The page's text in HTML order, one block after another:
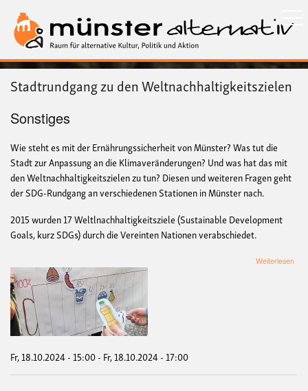
zum
Inhalt
Stadtrundgang zu den Weltnachhaltigkeitszielen
Sonstiges
Wie steht es mit der Ernährungssicherheit von Münster? Was tut die
Stadt zur Anpassung an die Klimaveränderungen? Und was hat das mit
den Weltnachhaltigkeitszielen zu tun? Diesen und weiteren Fragen geht
der SDG-Rundgang an verschiedenen Stationen in Münster nach.
2015 wurden 17 Weltlnachhaltigkeitsziele (Sustainable Development
Goals, kurz SDGs) durch die Vereinten Nationen verabschiedet.
Weiterlesen
Fr, 18.10.2024 - 15:00- Fr, 18.10.2024 - 17:00